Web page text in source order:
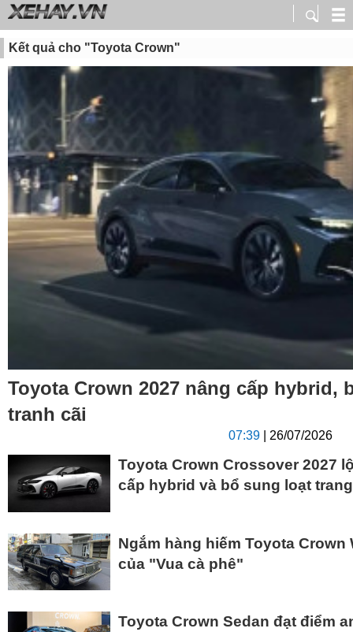
Kết quả cho "Toyota Crown"
Toyota Crown 2027 nâng cấp hybrid,
tranh cãi
07:39 | 26/07/2026
Toyota Crown Crossover 2027
cấp hybrid và bổ sung loạt
Ngắm hàng hiếm Toyota
của "Vua cà phê"
Toyota Crown Sedan đạt điểm